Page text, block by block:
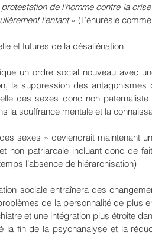
de l’homme contre la
l’enfant » (L’énurésie
et futures de la désaliénation
un ordre social nouveau avec
la suppression des
des sexes donc non
la souffrance mentale et la
sexes » deviendrait maintenant
non patriarcale incluant donc de
l’absence de hiérarchisation)
sociale entraînera des
de la personnalité de plus
et une intégration plus étroite
la fin de la psychanalyse et la